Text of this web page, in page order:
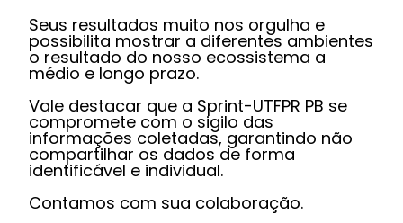
Seus resultados muito nos orgulha e
possibilita mostrar a diferentes ambientes
o resultado do nosso ecossistema a
médio e longo prazo.
Vale destacar que a Sprint-UTFPR PB se
compromete com o sigilo das
informações coletadas, garantindo não
compartilhar os dados de forma
identificável e individual.
Contamos com sua colaboração.